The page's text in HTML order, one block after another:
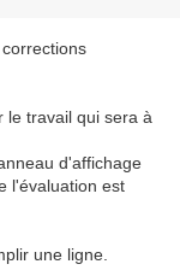
le travail qui sera à
d'affichage
l'évaluation est
une ligne.